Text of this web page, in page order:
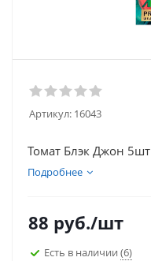
Артикул: 16043
Томат Блэк Джон 5шт
Подробнее
88 руб./шт
Есть в наличии (6)